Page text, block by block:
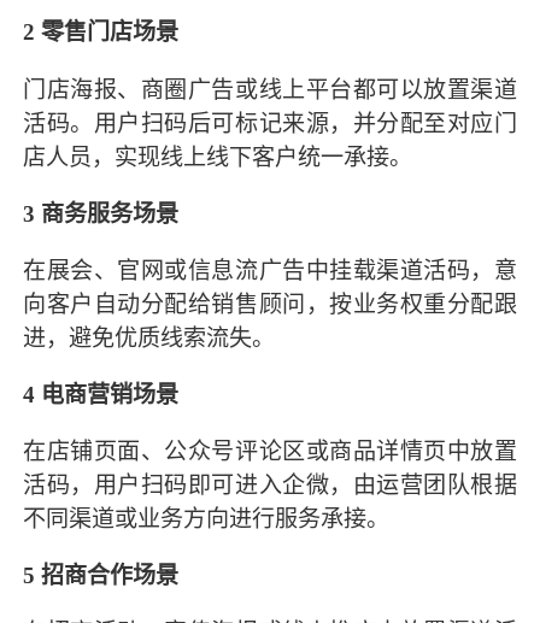
2零售门店场景
门店海报、商圈广告或线上平台都可以放置渠道
活码。用户扫码后可标记来源，并分配至对应门
店人员，实现线上线下客户统一承接。
3 商务服务场景
在展会、官网或信息流广告中挂载渠道活码，意
向客户自动分配给销售顾问，按业务权重分配跟
进，避免优质线索流失。
4 电商营销场景
在店铺页面、公众号评论区或商品详情页中放置
活码，用户扫码即可进入企微，由运营团队根据
不同渠道或业务方向进行服务承接。
5招商合作场景